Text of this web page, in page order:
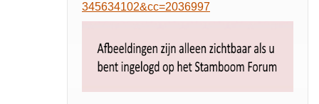
345634102&cc=2036997